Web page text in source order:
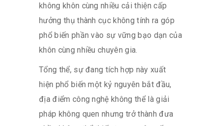
không khôn cùng nhiều cải thiện cấp
hưởng thụ thành cục không tính ra góp
phổ biến phần vào sự vững bạo dạn của
khôn cùng nhiều chuyên gia.
Tổng thể, sự đang tích hợp này xuất
hiện phổ biến một kỷ nguyên bắt đầu,
địa điểm công nghệ không thể là giải
pháp không quen nhưng trở thành đưa